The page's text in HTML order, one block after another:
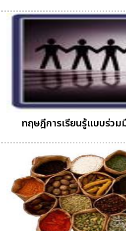
ทฤษฎีการเรียนรู้แบบร่ว